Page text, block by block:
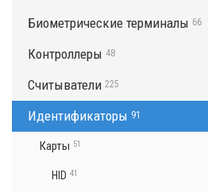
Биометрические терминалы 66
Контроллеры 48
Считыватели 225
Идентификаторы 91
Карты 51
HID 41